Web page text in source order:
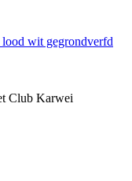
wit gegrondverfd
Club Karwei